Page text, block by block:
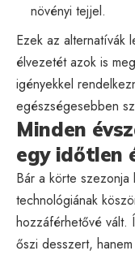
növényi tejjel.
Ezek az alternatívák
élvezetét azok is
igényekkel
egészségesebben
Minden
egy időtlen
Bár a körte
technológiának
hozzáférhetővé vált.
őszi desszert,